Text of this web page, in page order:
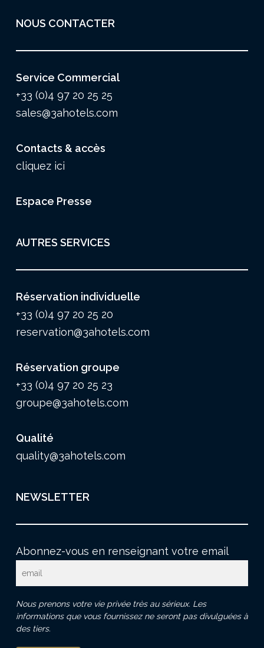
NOUS CONTACTER
Service Commercial
+33 (0)4 97 20 25 25
sales@3ahotels.com
Contacts & accès
cliquez ici
Espace Presse
AUTRES SERVICES
Réservation individuelle
+33 (0)4 97 20 25 20
reservation@3ahotels.com
Réservation groupe
+33 (0)4 97 20 25 23
groupe@3ahotels.com
Qualité
quality@3ahotels.com
NEWSLETTER
Abonnez-vous en renseignant votre email
Nous prenons votre vie privée très au sérieux. Les
informations que vous fournissez ne seront pas divulguées à
des tiers.